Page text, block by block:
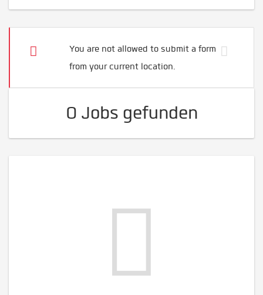
You are not allowed to submit a form
from your current location.
0 Jobs gefunden